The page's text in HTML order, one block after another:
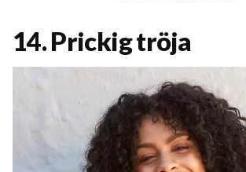
14. Prickig tröja